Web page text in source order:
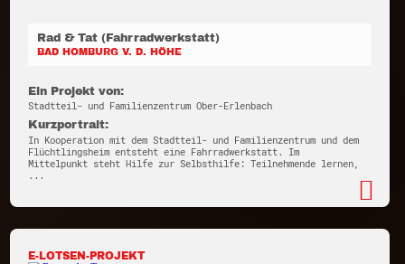
Rad & Tat (Fahrradwerkstatt)
BAD HOMBURG V. D. HÖHE
Ein Projekt von:
Stadtteil- und Familienzentrum Ober-Erlenbach
Kurzportrait:
In Kooperation mit dem Stadtteil- und Familienzentrum und dem
Flüchtlingsheim entsteht eine Fahrradwerkstatt. Im
Mittelpunkt steht Hilfe zur Selbsthilfe: Teilnehmende lernen,
...
E-LOTSEN-PROJEKT